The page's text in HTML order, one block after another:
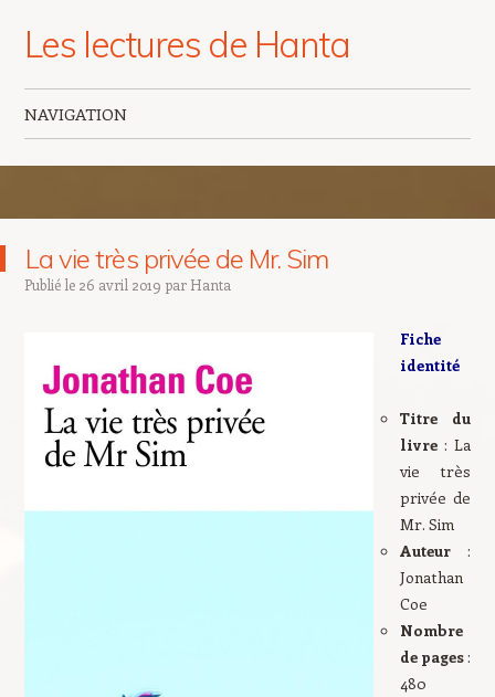
Les lectures de Hanta
NAVIGATION
La vie très privée de Mr. Sim
Publié le 26 avril 2019 par Hanta
Fiche
identité
Titre du
livre : La
vie très
privée de
Mr. Sim
Auteur:
Jonathan
Coe
Nombre
de pages:
480